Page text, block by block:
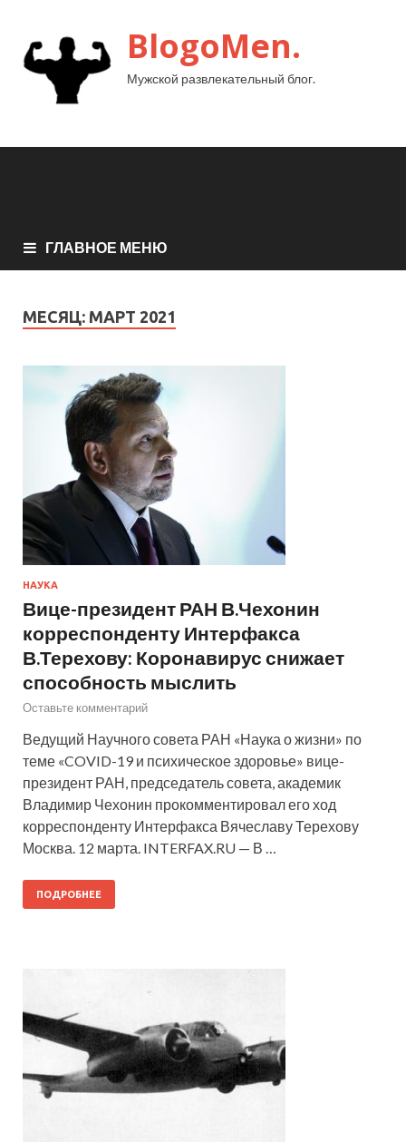
BlogoMen.
Мужской развлекательный блог.
ГЛАВНОЕ МЕНЮ
МЕСЯЦ: МАРТ 2021
НАУКА
Вице-президент РАН В.Чехонин
корреспонденту Интерфакса
В.Терехову: Коронавирус снижает
способность мыслить
Оставьте комментарий
Ведущий Научного совета РАН «Наука о жизни» по
теме «COVID-19 и психическое здоровье» вице-
президент РАН, председатель совета, академик
Владимир Чехонин прокомментировал его ход
корреспонденту Интерфакса Вячеславу Терехову
Москва. 12 марта. INTERFAX.RU — В …
ПОДРОБНЕЕ